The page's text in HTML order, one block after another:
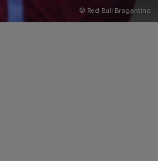
© Red Bull Bragantino